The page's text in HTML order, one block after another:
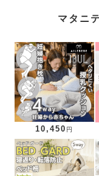
マタニ
10,450 円